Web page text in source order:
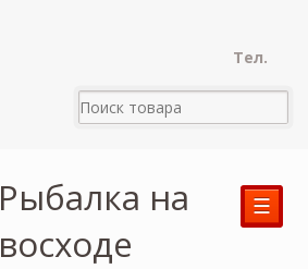
Тел.
Рыбалка на
восходе
☰